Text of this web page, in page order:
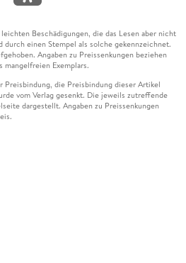
Beschädigungen, die das Lesen aber nicht
durch einen Stempel als solche gekennzeichnet.
Angaben zu Preissenkungen beziehen
mangelfreien Exemplars.
die Preisbindung dieser Artikel
vom Verlag gesenkt. Die jeweils zutreffende
dargestellt. Angaben zu Preissenkungen